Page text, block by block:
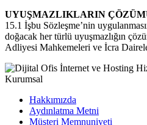
UYUŞMAZLIKLARIN
15.1 İşbu Sözleşme’nin
doğacak her türlü uyuşmazlığın
Adliyesi Mahkemeleri ve İcra
Kurumsal
Hakkımızda
Aydınlatma Metni
Müşteri Memnuniyeti